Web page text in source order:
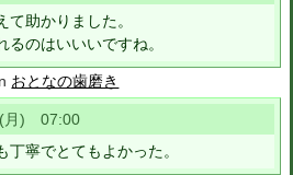
助かりました。
のはいいいですね。
おとなの歯磨き
月) 07:00
寧でとてもよかった。